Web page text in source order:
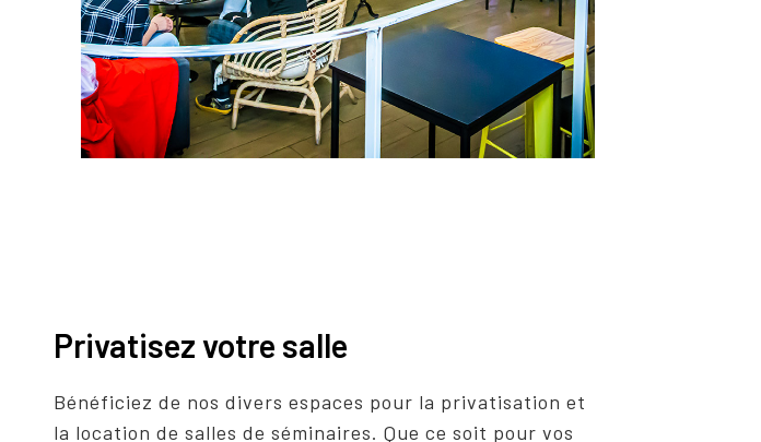
Privatisez votre salle
Bénéficiez de nos divers espaces pour la privatisation et
la location de salles de séminaires. Que ce soit pour vos